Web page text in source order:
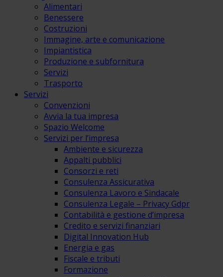
Alimentari
Benessere
Costruzioni
Immagine, arte e comunicazione
Impiantistica
Produzione e subfornitura
Servizi
Trasporto
Servizi
Convenzioni
Avvia la tua impresa
Spazio Welcome
Servizi per l’impresa
Ambiente e sicurezza
Appalti pubblici
Consorzi e reti
Consulenza Assicurativa
Consulenza Lavoro e Sindacale
Consulenza Legale – Privacy Gdpr
Contabilità e gestione d’impresa
Credito e servizi finanziari
Digital Innovation Hub
Energia e gas
Fiscale e tributi
Formazione